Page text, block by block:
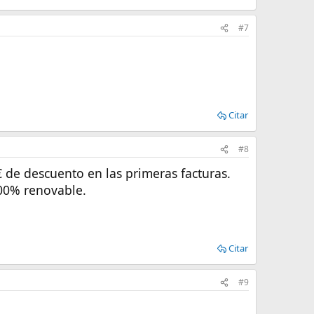
#7
Citar
#8
descuento en las primeras facturas.
renovable.
Citar
#9